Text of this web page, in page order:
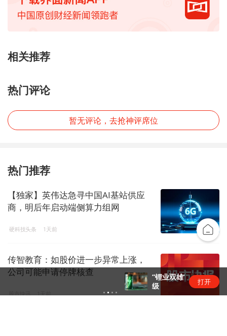
相关推荐
热门评论
暂无评论，去抢神评席位
热门推荐
【独家】英伟达急寻中国AI基站供应
商，明后年启动端侧算力组网
硬科技头条 1天前
传智教育：如股价进一步异常上涨，
公司可能申请停牌核查
“锂业双雄”净利齐翻番，扣非净利却呈“冷暖”两
打开